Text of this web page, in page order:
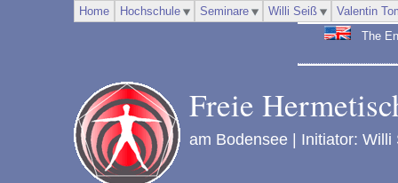
Home Hochschule Seminare Willi Seiß
Valentin
The
Freie
am Bodensee | Initiator: Willi